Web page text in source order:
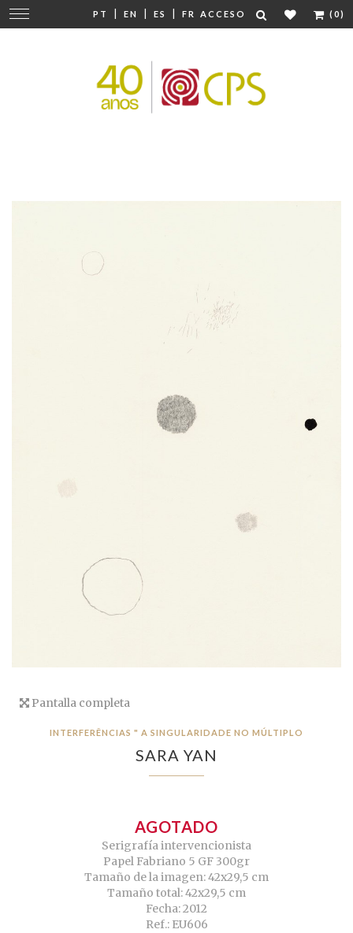
PT | EN | ES | FR ACCESO (0)
Cambiar
navegación
Pantalla completa
INTERFERÊNCIAS " A SINGULARIDADE NO MÚLTIPLO
SARA YAN
AGOTADO
Serigrafía intervencionista
Papel Fabriano 5 GF 300gr
Tamaño de la imagen: 42x29,5 cm
Tamaño total: 42x29,5 cm
Fecha: 2012
Ref.: EU606